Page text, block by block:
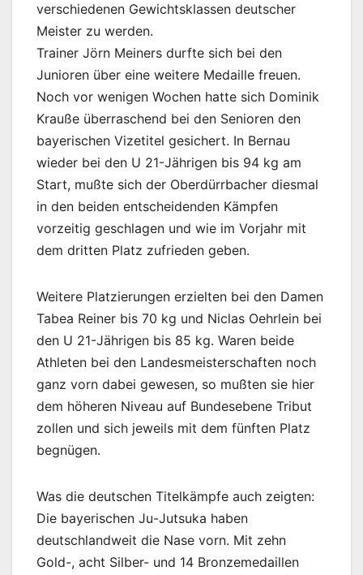
verschiedenen Gewichtsklassen deutscher
Meister zu werden.
Trainer Jörn Meiners durfte sich bei den
Junioren über eine weitere Medaille freuen.
Noch vor wenigen Wochen hatte sich Dominik
Krauße überraschend bei den Senioren den
bayerischen Vizetitel gesichert. In Bernau
wieder bei den U 21-Jährigen bis 94 kg am
Start, mußte sich der Oberdürrbacher diesmal
in den beiden entscheidenden Kämpfen
vorzeitig geschlagen und wie im Vorjahr mit
dem dritten Platz zufrieden geben.
Weitere Platzierungen erzielten bei den Damen
Tabea Reiner bis 70 kg und Niclas Oehrlein bei
den U 21-Jährigen bis 85 kg. Waren beide
Athleten bei den Landesmeisterschaften noch
ganz vorn dabei gewesen, so mußten sie hier
dem höheren Niveau auf Bundesebene Tribut
zollen und sich jeweils mit dem fünften Platz
begnügen.
Was die deutschen Titelkämpfe auch zeigten:
Die bayerischen Ju-Jutsuka haben
deutschlandweit die Nase vorn. Mit zehn
Gold-, acht Silber- und 14 Bronzemedaillen